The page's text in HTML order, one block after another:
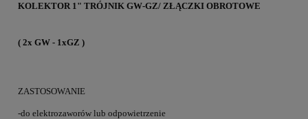
KOLEKTOR 1" TRÓJNIK GW-GZ/ ZŁĄCZKI OBROTOWE
( 2x GW - 1xGZ )
ZASTOSOWANIE
-do elektrozaworów lub odpowietrzenie